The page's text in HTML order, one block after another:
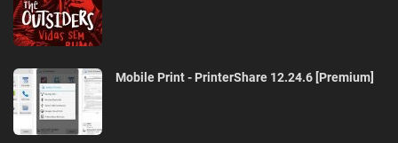
Mobile Print - PrinterShare 12.24.6 [Premium]